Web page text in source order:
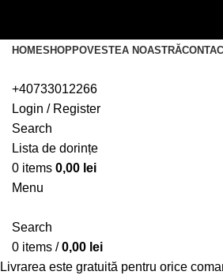
HOMESHOPPOVESTEA NOASTRĂ
+40733012266
Login / Register
Search
Lista de dorințe
0 items 0,00 lei
Menu
Search
0 items / 0,00 lei
Livrarea este gratuită pentru orice